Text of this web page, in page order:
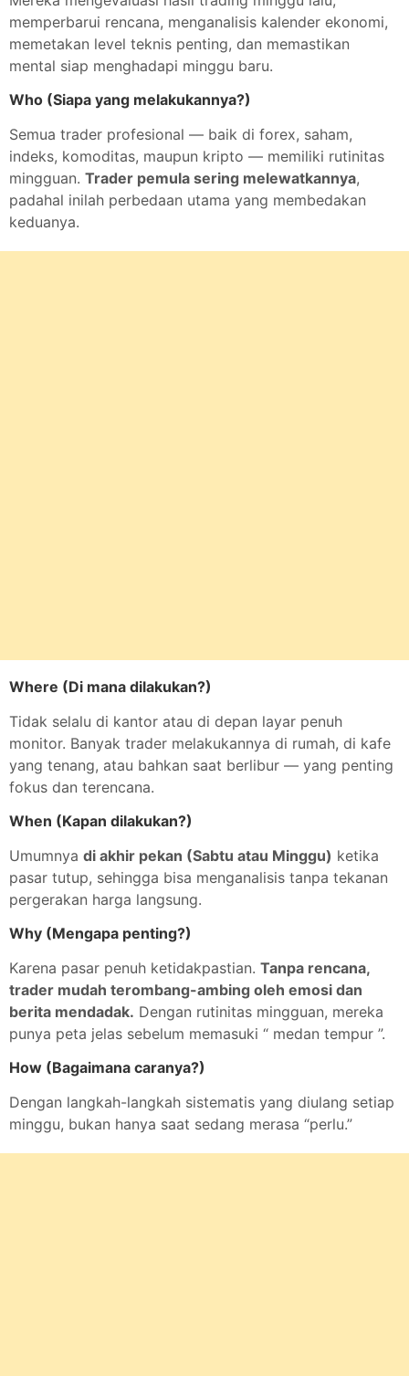
memperbarui rencana, menganalisis kalender ekonomi,
memetakan level teknis penting, dan memastikan
mental siap menghadapi minggu baru.
Who (Siapa yang melakukannya?)
Semua trader profesional — baik di forex, saham,
indeks, komoditas, maupun kripto — memiliki rutinitas
mingguan. Trader pemula sering melewatkannya,
padahal inilah perbedaan utama yang membedakan
keduanya.
Where (Di mana dilakukan?)
Tidak selalu di kantor atau di depan layar penuh
monitor. Banyak trader melakukannya di rumah, di kafe
yang tenang, atau bahkan saat berlibur — yang penting
fokus dan terencana.
When (Kapan dilakukan?)
Umumnya di akhir pekan (Sabtu atau Minggu) ketika
pasar tutup, sehingga bisa menganalisis tanpa tekanan
pergerakan harga langsung.
Why (Mengapa penting?)
Karena pasar penuh ketidakpastian. Tanpa rencana,
trader mudah terombang-ambing oleh emosi dan
berita mendadak. Dengan rutinitas mingguan, mereka
punya peta jelas sebelum memasuki “ medan tempur ”.
How (Bagaimana caranya?)
Dengan langkah-langkah sistematis yang diulang setiap
minggu, bukan hanya saat sedang merasa “perlu.”